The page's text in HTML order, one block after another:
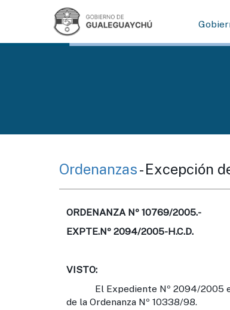
Ordenanzas- Excepción
ORDENANZA Nº 10769/2005.-
EXPTE.Nº 2094/2005-H.C.D.
VISTO:
El Expediente Nº 2094/2005 en
de la Ordenanza Nº 10338/98.